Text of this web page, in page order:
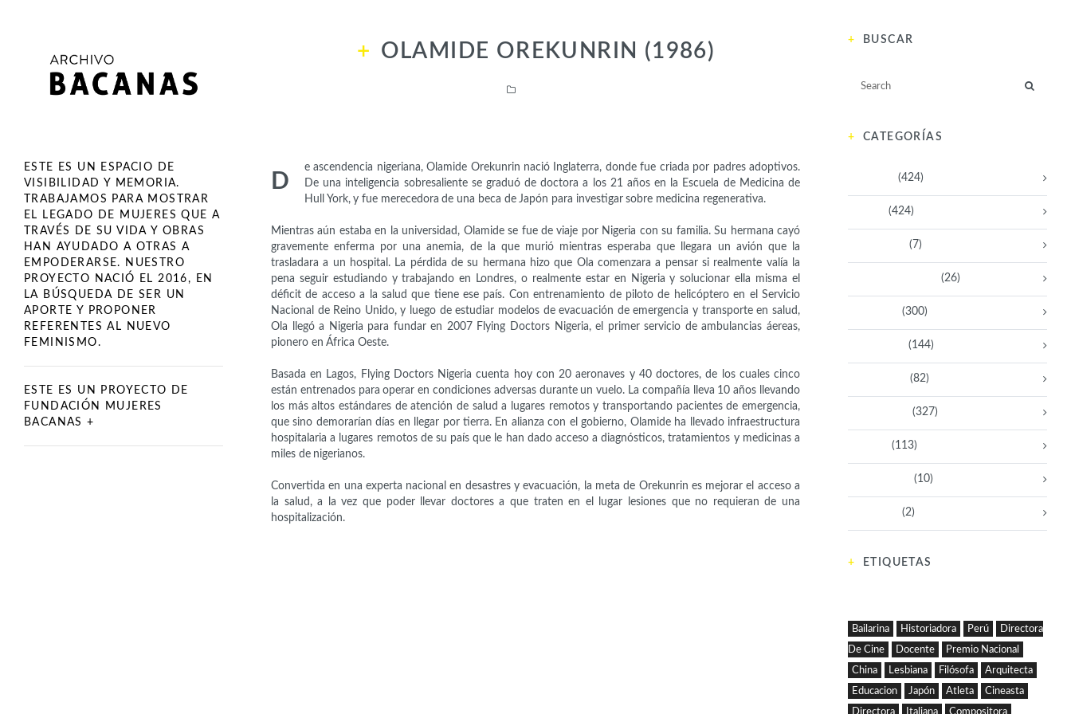
ESTE ES UN ESPACIO DE
VISIBILIDAD Y MEMORIA.
TRABAJAMOS PARA MOSTRAR
EL LEGADO DE MUJERES QUE A
TRAVÉS DE SU VIDA Y OBRAS
HAN AYUDADO A OTRAS A
EMPODERARSE. NUESTRO
PROYECTO NACIÓ EL 2016, EN
LA BÚSQUEDA DE SER UN
APORTE Y PROPONER
REFERENTES AL NUEVO
FEMINISMO.
ESTE ES UN PROYECTO DE
FUNDACIÓN MUJERES
BACANAS +
OLAMIDE OREKUNRIN (1986)
D
e ascendencia nigeriana, Olamide Orekunrin nació Inglaterra, donde fue criada por padres adoptivos.
De una inteligencia sobresaliente se graduó de doctora a los 21 años en la Escuela de Medicina de
Hull York, y fue merecedora de una beca de Japón para investigar sobre medicina regenerativa.
Mientras aún estaba en la universidad, Olamide se fue de viaje por Nigeria con su familia. Su hermana cayó
gravemente enferma por una anemia, de la que murió mientras esperaba que llegara un avión que la
trasladara a un hospital. La pérdida de su hermana hizo que Ola comenzara a pensar si realmente valía la
pena seguir estudiando y trabajando en Londres, o realmente estar en Nigeria y solucionar ella misma el
déficit de acceso a la salud que tiene ese país. Con entrenamiento de piloto de helicóptero en el Servicio
Nacional de Reino Unido, y luego de estudiar modelos de evacuación de emergencia y transporte en salud,
Ola llegó a Nigeria para fundar en 2007 Flying Doctors Nigeria, el primer servicio de ambulancias áereas,
pionero en África Oeste.
Basada en Lagos, Flying Doctors Nigeria cuenta hoy con 20 aeronaves y 40 doctores, de los cuales cinco
están entrenados para operar en condiciones adversas durante un vuelo. La compañía lleva 10 años llevando
los más altos estándares de atención de salud a lugares remotos y transportando pacientes de emergencia,
que sino demorarían días en llegar por tierra. En alianza con el gobierno, Olamide ha llevado infraestructura
hospitalaria a lugares remotos de su país que le han dado acceso a diagnósticos, tratamientos y medicinas a
miles de nigerianos.
Convertida en una experta nacional en desastres y evacuación, la meta de Orekunrin es mejorar el acceso a
la salud, a la vez que poder llevar doctores a que traten en el lugar lesiones que no requieran de una
hospitalización.
BUSCAR
CATEGORÍAS
(424)
(424)
(7)
(26)
(300)
(144)
(82)
(327)
(113)
(10)
(2)
ETIQUETAS
Bailarina Historiadora Perú
Directora
De Cine
Docente
Premio Nacional
China
Lesbiana Filósofa
Arquitecta
Educacion
Japón Atleta
Cineasta
Directora
Italiana
Compositora